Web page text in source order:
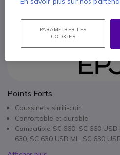
Payez en 4 sans frais (
Points Forts
Coussinets simili-cuir
Confortable et durable
Compatible SC 660, SC 660 USB
630, SC 630 USB ML, SC 630
PARAMÉTRER LES
COOKIES